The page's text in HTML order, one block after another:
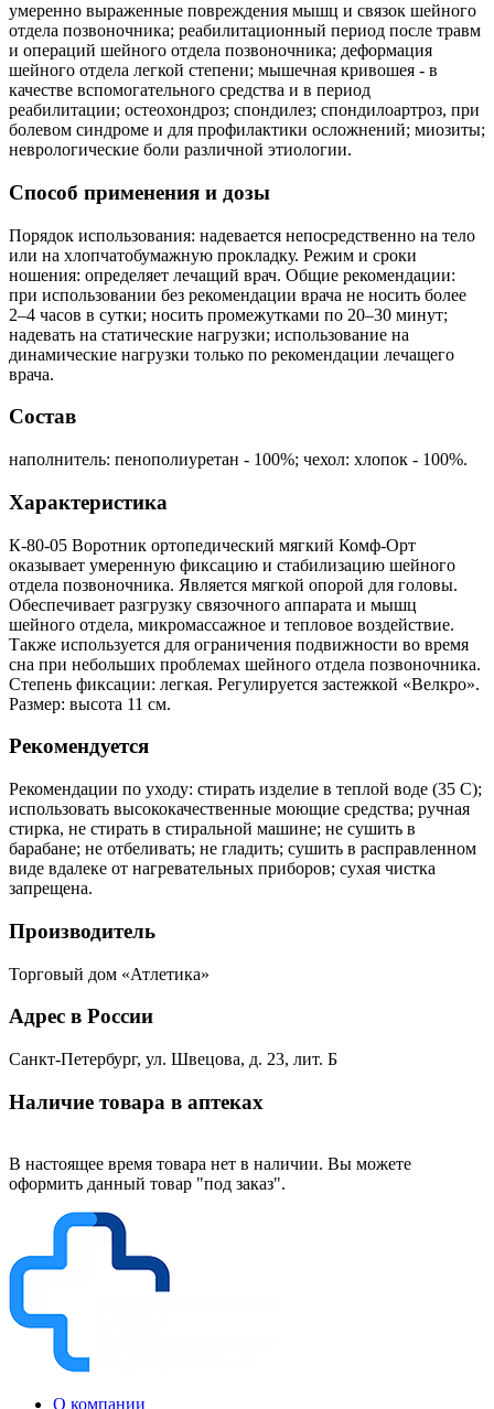
умеренно выраженные повреждения мышц и связок шейного
отдела позвоночника; реабилитационный период после травм
и операций шейного отдела позвоночника; деформация
шейного отдела легкой степени; мышечная кривошея - в
качестве вспомогательного средства и в период
реабилитации; остеохондроз; спондилез; спондилоартроз, при
болевом синдроме и для профилактики осложнений; миозиты;
неврологические боли различной этиологии.
Способ применения и дозы
Порядок использования: надевается непосредственно на тело
или на хлопчатобумажную прокладку. Режим и сроки
ношения: определяет лечащий врач. Общие рекомендации:
при использовании без рекомендации врача не носить более
2–4 часов в сутки; носить промежутками по 20–30 минут;
надевать на статические нагрузки; использование на
динамические нагрузки только по рекомендации лечащего
врача.
Состав
наполнитель: пенополиуретан - 100%; чехол: хлопок - 100%.
Характеристика
К-80-05 Воротник ортопедический мягкий Комф-Орт
оказывает умеренную фиксацию и стабилизацию шейного
отдела позвоночника. Является мягкой опорой для головы.
Обеспечивает разгрузку связочного аппарата и мышц
шейного отдела, микромассажное и тепловое воздействие.
Также используется для ограничения подвижности во время
сна при небольших проблемах шейного отдела позвоночника.
Степень фиксации: легкая. Регулируется застежкой «Велкро».
Размер: высота 11 см.
Рекомендуется
Рекомендации по уходу: стирать изделие в теплой воде (35 С);
использовать высококачественные моющие средства; ручная
стирка, не стирать в стиральной машине; не сушить в
барабане; не отбеливать; не гладить; сушить в расправленном
виде вдалеке от нагревательных приборов; сухая чистка
запрещена.
Производитель
Торговый дом «Атлетика»
Адрес в России
Санкт-Петербург, ул. Швецова, д. 23, лит. Б
Наличие товара в аптеках
В настоящее время товара нет в наличии. Вы можете
оформить данный товар "под заказ".
О компании